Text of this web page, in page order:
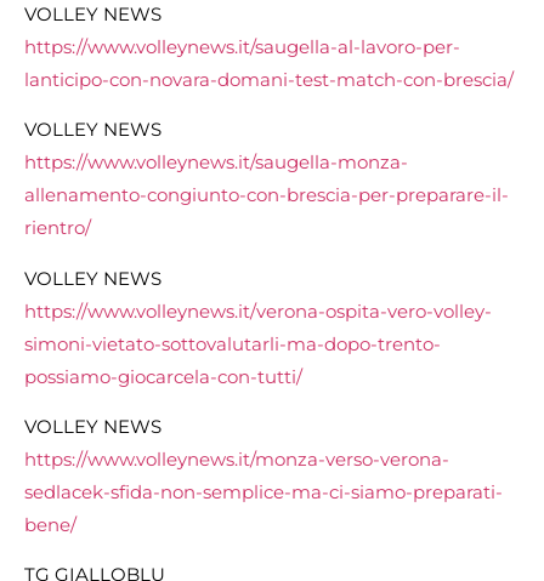
VOLLEY NEWS
https://www.volleynews.it/saugella-al-lavoro-per-
lanticipo-con-novara-domani-test-match-con-brescia/
VOLLEY NEWS
https://www.volleynews.it/saugella-monza-
allenamento-congiunto-con-brescia-per-preparare-il-
rientro/
VOLLEY NEWS
https://www.volleynews.it/verona-ospita-vero-volley-
simoni-vietato-sottovalutarli-ma-dopo-trento-
possiamo-giocarcela-con-tutti/
VOLLEY NEWS
https://www.volleynews.it/monza-verso-verona-
sedlacek-sfida-non-semplice-ma-ci-siamo-preparati-
bene/
TG GIALLOBLU